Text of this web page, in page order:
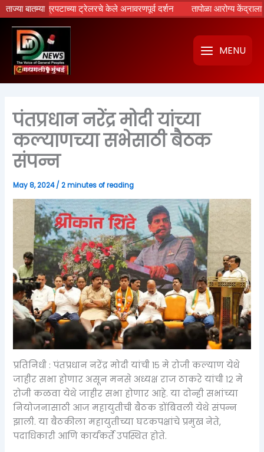
ताज्या बातम्या
चित्रपटाच्या ट्रेलरचे केले अनावरणपूर्व दर्शन तापोळा आरोग्य केंद्राला
Skip
to
content
MENU
पंतप्रधान नरेंद्र मोदी यांच्या
कल्याणच्या सभेसाठी बैठक
संपन्न
May 8, 2024/2 minutes of reading
प्रतिनिधी : पंतप्रधान नरेंद्र मोदी यांची १५ मे रोजी कल्याण येथे
जाहीर सभा होणार असून मनसे अध्यक्ष राज ठाकरे यांची १२ मे
रोजी कळवा येथे जाहीर सभा होणार आहे. या दोन्ही सभांच्या
नियोजनासाठी आज महायुतीची बैठक डोंबिवली येथे संपन्न
झाली. या बैठकीला महायुतीच्या घटकपक्षांचे प्रमुख नेते,
पदाधिकारी आणि कार्यकर्ते उपस्थित होते.